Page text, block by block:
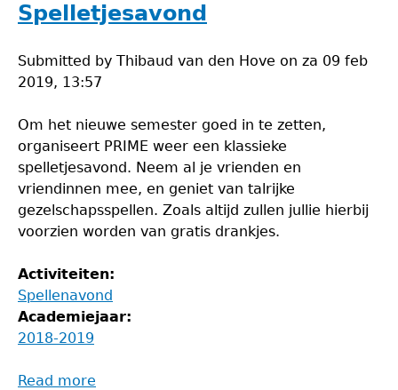
Spelletjesavond
Submitted by Thibaud van den Hove on za 09 feb
2019, 13:57
Om het nieuwe semester goed in te zetten,
organiseert PRIME weer een klassieke
spelletjesavond. Neem al je vrienden en
vriendinnen mee, en geniet van talrijke
gezelschapsspellen. Zoals altijd zullen jullie hierbij
voorzien worden van gratis drankjes.
Activiteiten:
Spellenavond
Academiejaar:
2018-2019
Read more